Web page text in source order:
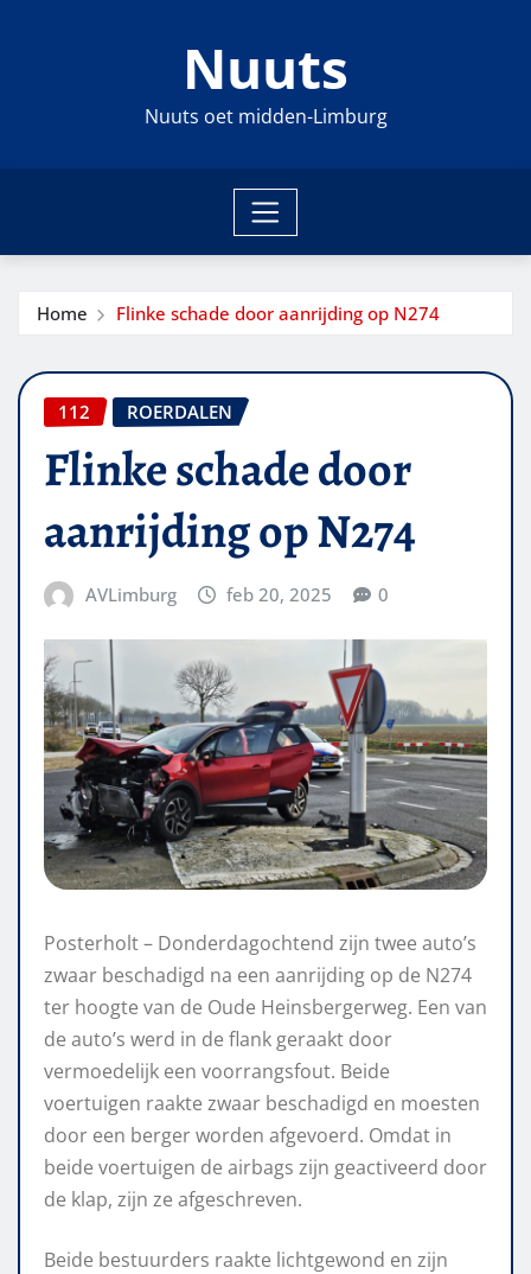
Nuuts
Nuuts oet midden-Limburg
Home Flinke schade door aanrijding op N274
112 ROERDALEN
Flinke schade door
aanrijding op N274
AVLimburg feb 20, 2025 0
Posterholt – Donderdagochtend zijn twee auto’s
zwaar beschadigd na een aanrijding op de N274
ter hoogte van de Oude Heinsbergerweg. Een van
de auto’s werd in de flank geraakt door
vermoedelijk een voorrangsfout. Beide
voertuigen raakte zwaar beschadigd en moesten
door een berger worden afgevoerd. Omdat in
beide voertuigen de airbags zijn geactiveerd door
de klap, zijn ze afgeschreven.
Beide bestuurders raakte lichtgewond en zijn